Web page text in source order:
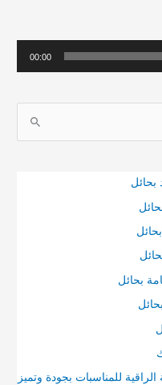
00:00
بحائل
للمناسبات بجودة وتميز